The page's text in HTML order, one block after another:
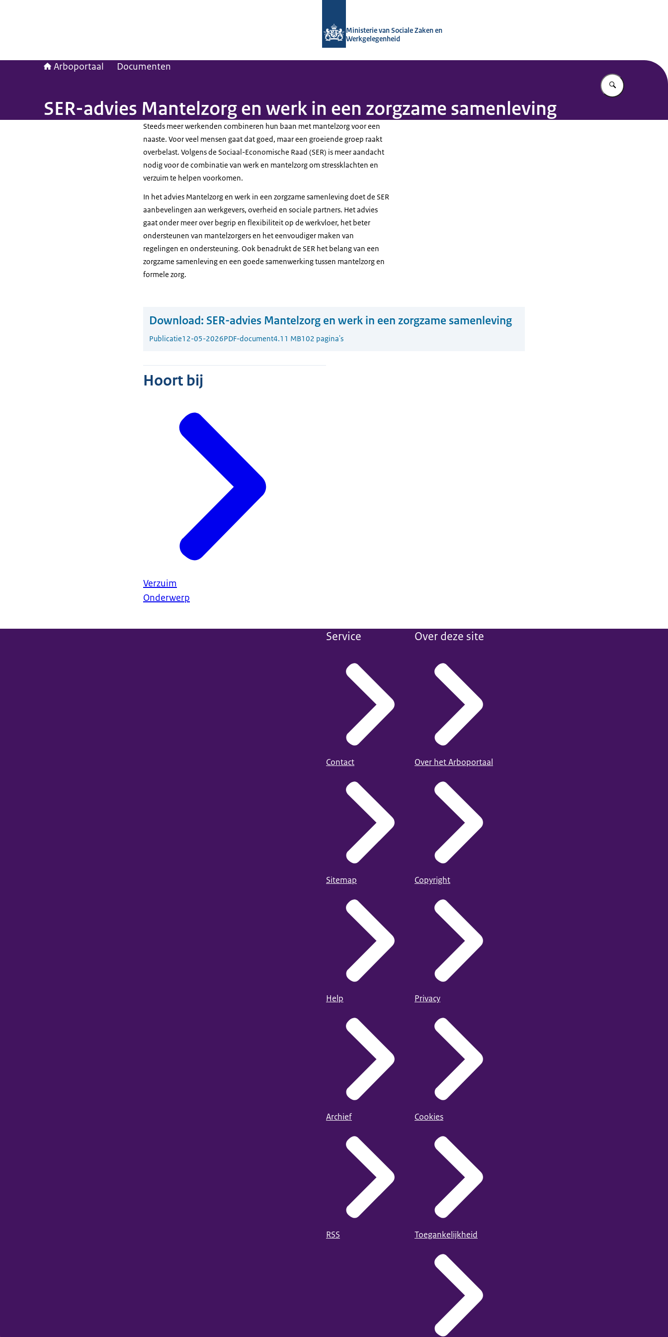
Ministerie van Sociale Zaken en
Werkgelegenheid
Arboportaal Documenten
Vul in wat u
SER-advies Mantelzorg en werk in een zorgzame samenleving
Steeds meer werkenden combineren hun baan met mantelzorg voor een
naaste. Voor veel mensen gaat dat goed, maar een groeiende groep raakt
overbelast. Volgens de Sociaal-Economische Raad (SER) is meer aandacht
nodig voor de combinatie van werk en mantelzorg om stressklachten en
verzuim te helpen voorkomen.
In het advies Mantelzorg en werk in een zorgzame samenleving doet de SER
aanbevelingen aan werkgevers, overheid en sociale partners. Het advies
gaat onder meer over begrip en flexibiliteit op de werkvloer, het beter
ondersteunen van mantelzorgers en het eenvoudiger maken van
regelingen en ondersteuning. Ook benadrukt de SER het belang van een
zorgzame samenleving en een goede samenwerking tussen mantelzorg en
formele zorg.
Download: SER-advies Mantelzorg en werk in een zorgzame samenleving
Publicatie12-05-2026PDF-document4.11 MB102 pagina's
Hoort bij
Verzuim
Onderwerp
Service
Contact
Sitemap
Help
Archief
RSS
Over deze site
Over het Arboportaal
Copyright
Privacy
Cookies
Toegankelijkheid